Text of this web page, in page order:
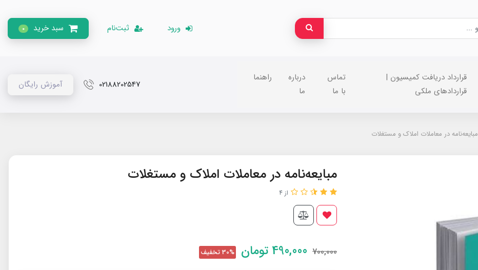
ورود ثبت‌نام سبد خرید 0
قرارداد دریافت کمیسیون |
قراردادهای ملکی
تماس
با ما
درباره
ما
راهنما
02188202547 آموزش رایگان
مبایعه‌نامه در معاملات املاک و مستغلات
مبایعه‌نامه در معاملات املاک و مستغلات
از 4
700,000
490,000 تومان 30% تخفیف